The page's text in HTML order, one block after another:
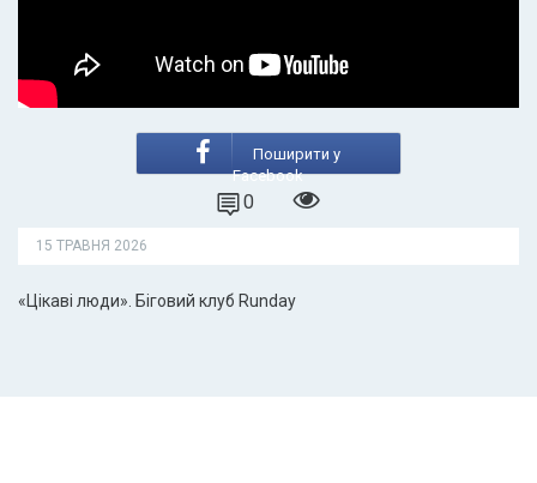
Поширити у
Facebook
0
15 ТРАВНЯ 2026
«Цікаві люди». Біговий клуб Runday